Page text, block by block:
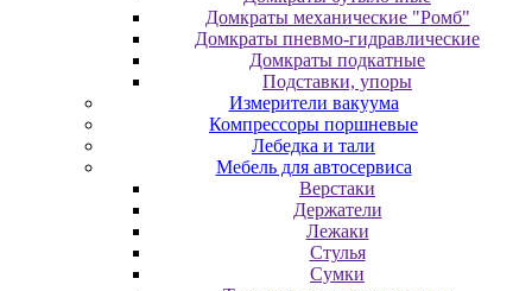
Домкраты механические "Ромб"
Домкраты пневмо-гидравлические
Домкраты подкатные
Подставки, упоры
Измерители вакуума
Компрессоры поршневые
Лебедка и тали
Мебель для автосервиса
Верстаки
Держатели
Лежаки
Стулья
Сумки